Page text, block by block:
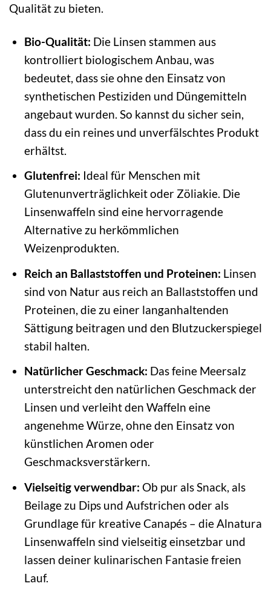
Qualität zu bieten.
Bio-Qualität: Die Linsen stammen aus
kontrolliert biologischem Anbau, was
bedeutet, dass sie ohne den Einsatz von
synthetischen Pestiziden und Düngemitteln
angebaut wurden. So kannst du sicher sein,
dass du ein reines und unverfälschtes Produkt
erhältst.
Glutenfrei: Ideal für Menschen mit
Glutenunverträglichkeit oder Zöliakie. Die
Linsenwaffeln sind eine hervorragende
Alternative zu herkömmlichen
Weizenprodukten.
Reich an Ballaststoffen und Proteinen: Linsen
sind von Natur aus reich an Ballaststoffen und
Proteinen, die zu einer langanhaltenden
Sättigung beitragen und den Blutzuckerspiegel
stabil halten.
Natürlicher Geschmack: Das feine Meersalz
unterstreicht den natürlichen Geschmack der
Linsen und verleiht den Waffeln eine
angenehme Würze, ohne den Einsatz von
künstlichen Aromen oder
Geschmacksverstärkern.
Vielseitig verwendbar: Ob pur als Snack, als
Beilage zu Dips und Aufstrichen oder als
Grundlage für kreative Canapés – die Alnatura
Linsenwaffeln sind vielseitig einsetzbar und
lassen deiner kulinarischen Fantasie freien
Lauf.